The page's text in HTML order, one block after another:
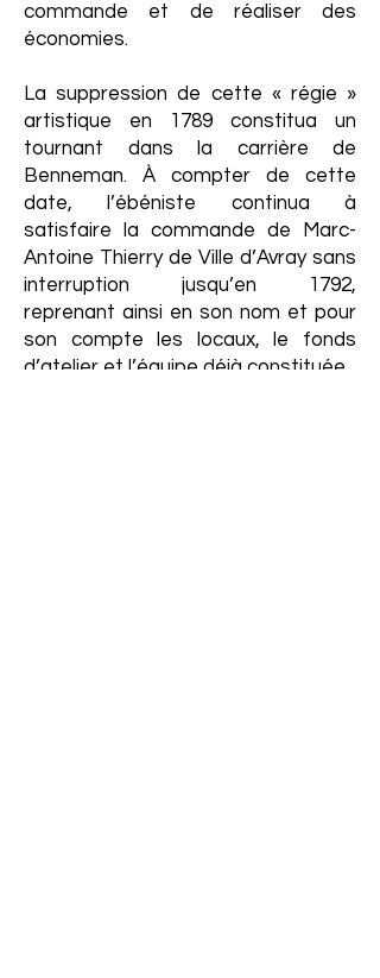
commande et de réaliser des
économies.
La suppression de cette « régie »
artistique en 1789 constitua un
tournant dans la carrière de
Benneman. À compter de cette
date, l’ébéniste continua à
satisfaire la commande de Marc-
Antoine Thierry de Ville d’Avray sans
interruption jusqu’en 1792,
reprenant ainsi en son nom et pour
son compte les locaux, le fonds
d’atelier et l’équipe déjà constituée.